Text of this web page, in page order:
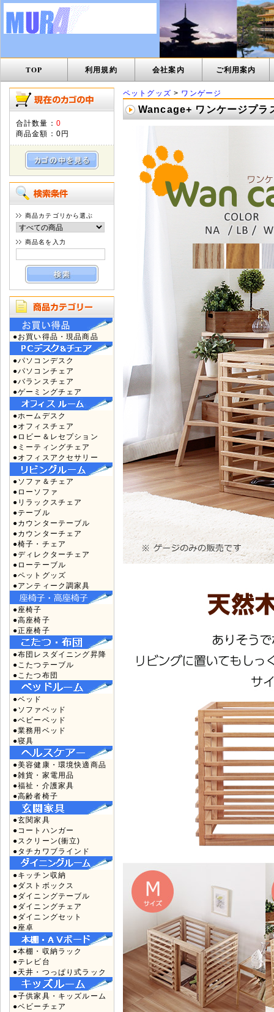
TOP 利用規約 会社案内 ご利用案内
合計数量： 0
商品金額： 0円
商品カテゴリから選ぶ
商品名を入力
●お買い得品・現品商品
●パソコンデスク
●パソコンチェア
●バランスチェア
●ゲーミングチェア
●ホームデスク
●オフィスチェア
●ロビー＆レセプション
●ミーティングチェア
●オフィスアクセサリー
●ソファ＆チェア
●ローソファ
●リラックスチェア
●テーブル
●カウンターテーブル
●カウンターチェア
●椅子・チェア
●ディレクターチェア
●ローテーブル
●ペットグッズ
●アンティーク調家具
●座椅子
●高座椅子
●正座椅子
●布団レスダイニング昇降
●こたつテーブル
●こたつ布団
●ベッド
●ソファベッド
●ベビーベッド
●業務用ベッド
●寝具
●美容健康・環境快適商品
●雑貨・家電用品
●福祉・介護家具
●高齢者椅子
●玄関家具
●コートハンガー
●スクリーン(衝立)
●タチカワブラインド
●キッチン収納
●ダストボックス
●ダイニングテーブル
●ダイニングチェア
●ダイニングセット
●座卓
●本棚・収納ラック
●テレビ台
●天井・つっぱり式ラック
●子供家具・キッズルーム
●ベビーチェア
ペットグッズ > ワンゲージ
Wancage+ ワンケージプラ